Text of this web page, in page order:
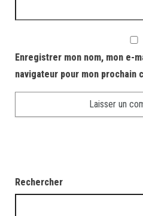
Enregistrer mon nom, mon e-
navigateur pour mon prochain
Rechercher